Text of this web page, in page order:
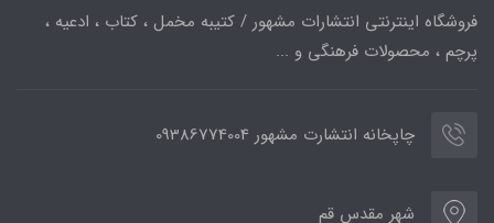
فروشگاه اینترنتی انتشارات مشهور / کتیبه مخمل ، کتاب ، ادعیه ،
پرچم ، محصولات فرهنگی و ...
چاپخانه انتشارت مشهور 09386774004
شهر مقدس قم